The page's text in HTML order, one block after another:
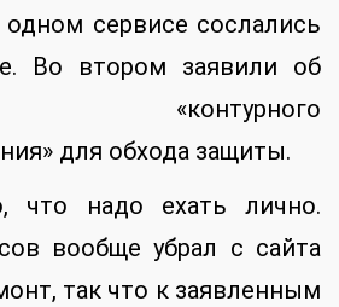
одном сервисе сослались
Во втором заявили об
«контурного
для обхода защиты.
что надо ехать лично.
вообще убрал с сайта
так что к заявленным